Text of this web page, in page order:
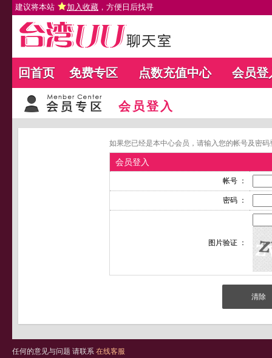
建议将本站 加入收藏 ，方便日后找寻
回首页 免费专区 点数充值中心 会员登
会员登入
如果您已经是本中心会员，请输入您的帐号及密
会员登入
帐号 ：
密码 ：
图片验证 ：
任何的意见与问题 请联系 在线客服